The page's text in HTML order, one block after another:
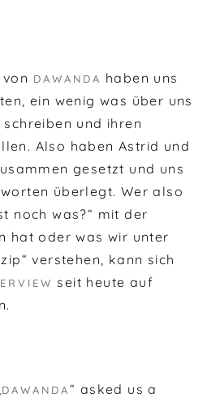
DAWANDA haben uns
ein wenig was über uns
und ihren
Also haben Astrid und
gesetzt und uns
überlegt. Wer also
noch was?“ mit der
hat oder was wir unter
verstehen, kann sich
seit heute auf
DAWANDA“ asked us a